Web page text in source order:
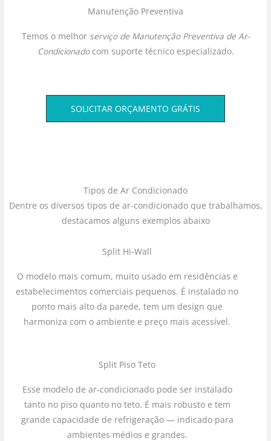
Manutenção Preventiva
Temos o melhor serviço de Manutenção Preventiva de Ar-
Condicionadocom suporte técnico especializado.
SOLICITAR ORÇAMENTO GRÁTIS
Tipos de Ar Condicionado
Dentre os diversos tipos de ar-condicionado que trabalhamos,
destacamos alguns exemplos abaixo
Split Hi-Wall
O modelo mais comum, muito usado em residências e
estabelecimentos comerciais pequenos. É instalado no
ponto mais alto da parede, tem um design que
harmoniza com o ambiente e preço mais acessível.
Split Piso Teto
Esse modelo de ar-condicionado pode ser instalado
tanto no piso quanto no teto. É mais robusto e tem
grande capacidade de refrigeração — indicado para
ambientes médios e grandes.